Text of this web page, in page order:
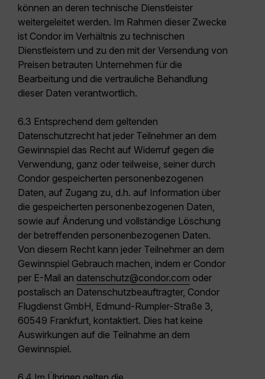
können an deren technische Dienstleister
weitergeleitet werden. Im Rahmen dieser Zwecke
ist Condor im Verhältnis zu technischen
Dienstleistern und zu den mit der Versendung von
Preisen betrauten Unternehmen für die
Bearbeitung und die vertrauliche Behandlung
dieser Daten verantwortlich.
6.3 Entsprechend dem geltenden
Datenschutzrecht hat jeder Teilnehmer an dem
Gewinnspiel das Recht auf Widerruf gegen die
Verwendung, ganz oder teilweise, seiner durch
Condor gespeicherten personenbezogenen
Daten, auf Zugang zu, d.h. auf Information über
die gespeicherten personenbezogenen Daten,
sowie auf Änderung und vollständige Löschung
der betreffenden personenbezogenen Daten.
Von diesem Recht kann jeder Teilnehmer an dem
Gewinnspiel Gebrauch machen, indem er Condor
per E-Mail an datenschutz@condor.com oder
postalisch an Datenschutzbeauftragter, Condor
Flugdienst GmbH, Edmund-Rumpler-Straße 3,
60549 Frankfurt, kontaktiert. Dies hat keine
Auswirkungen auf die Teilnahme an dem
Gewinnspiel.